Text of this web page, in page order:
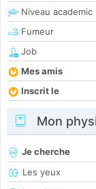
Niveau academic
Fumeur
Job
Mes amis
Inscrit le
Mon
Je cherche
Les yeux